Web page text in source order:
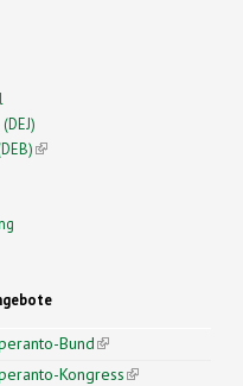
(link is external)
Bund(link is
external)
Kongress(link is